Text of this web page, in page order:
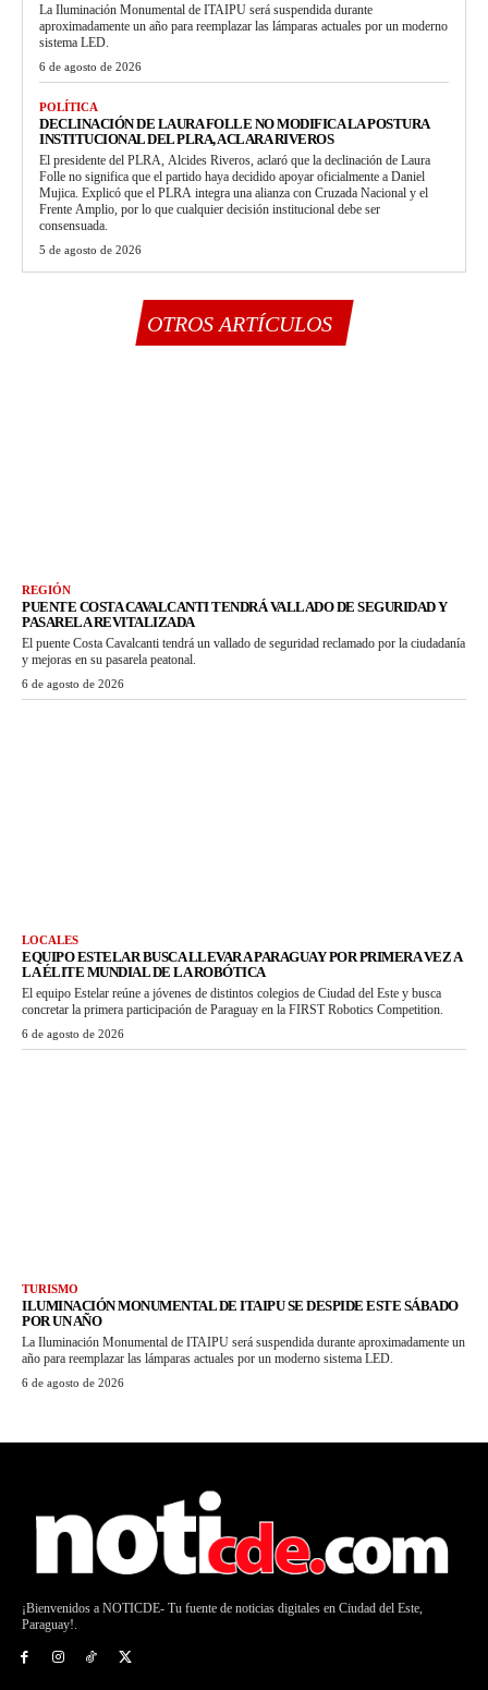
La Iluminación Monumental de ITAIPU será suspendida durante
aproximadamente un año para reemplazar las lámparas actuales por un moderno
sistema LED.
6 de agosto de 2026
POLÍTICA
DECLINACIÓN DE LAURA FOLLE NO MODIFICA LA POSTURA
INSTITUCIONAL DEL PLRA, ACLARA RIVEROS
El presidente del PLRA, Alcides Riveros, aclaró que la declinación de Laura
Folle no significa que el partido haya decidido apoyar oficialmente a Daniel
Mujica. Explicó que el PLRA integra una alianza con Cruzada Nacional y el
Frente Amplio, por lo que cualquier decisión institucional debe ser
consensuada.
5 de agosto de 2026
OTROS ARTÍCULOS
REGIÓN
PUENTE COSTA CAVALCANTI TENDRÁ VALLADO DE SEGURIDAD Y
PASARELA REVITALIZADA
El puente Costa Cavalcanti tendrá un vallado de seguridad reclamado por la ciudadanía
y mejoras en su pasarela peatonal.
6 de agosto de 2026
LOCALES
EQUIPO ESTELAR BUSCA LLEVAR A PARAGUAY POR PRIMERA VEZ A
LA ÉLITE MUNDIAL DE LA ROBÓTICA
El equipo Estelar reúne a jóvenes de distintos colegios de Ciudad del Este y busca
concretar la primera participación de Paraguay en la FIRST Robotics Competition.
6 de agosto de 2026
TURISMO
ILUMINACIÓN MONUMENTAL DE ITAIPU SE DESPIDE ESTE SÁBADO
POR UN AÑO
La Iluminación Monumental de ITAIPU será suspendida durante aproximadamente un
año para reemplazar las lámparas actuales por un moderno sistema LED.
6 de agosto de 2026
¡Bienvenidos a NOTICDE- Tu fuente de noticias digitales en Ciudad del Este,
Paraguay!.